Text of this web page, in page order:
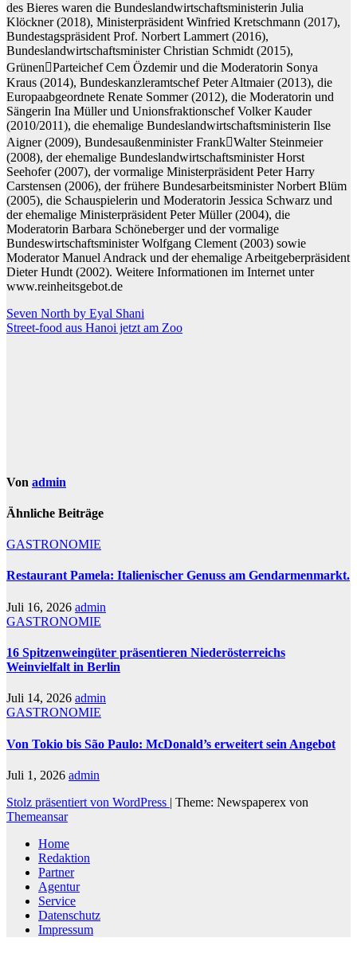
des Bieres waren die Bundeslandwirtschaftsministerin Julia
Klöckner (2018), Ministerpräsident Winfried Kretschmann (2017),
Bundestagspräsident Prof. Norbert Lammert (2016),
Bundeslandwirtschaftsminister Christian Schmidt (2015),
Grünen￾Parteichef Cem Özdemir und die Moderatorin Sonya
Kraus (2014), Bundeskanzleramtschef Peter Altmaier (2013), die
Europaabgeordnete Renate Sommer (2012), die Moderatorin und
Sängerin Ina Müller und Unionsfraktionschef Volker Kauder
(2010/2011), die ehemalige Bundeslandwirtschaftsministerin Ilse
Aigner (2009), Bundesaußenminister Frank￾Walter Steinmeier
(2008), der ehemalige Bundeslandwirtschaftsminister Horst
Seehofer (2007), der vormalige Ministerpräsident Peter Harry
Carstensen (2006), der frühere Bundesarbeitsminister Norbert Blüm
(2005), die Schauspielerin und Moderatorin Jessica Schwarz und
der ehemalige Ministerpräsident Peter Müller (2004), die
Moderatorin Barbara Schöneberger und der vormalige
Bundeswirtschaftsminister Wolfgang Clement (2003) sowie
Moderator Manuel Andrack und der ehemalige Arbeitgeberpräsident
Dieter Hundt (2002). Weitere Informationen im Internet unter
www.reinheitsgebot.de
Beitragsnavigation
Seven North by Eyal Shani
Street-food aus Hanoi jetzt am Zoo
Von admin
Ähnliche Beiträge
GASTRONOMIE
Restaurant Pamela: Italienischer Genuss am Gendarmenmarkt.
Juli 16, 2026 admin
GASTRONOMIE
16 Spitzenweingüter präsentieren Niederösterreichs
Weinvielfalt in Berlin
Juli 14, 2026 admin
GASTRONOMIE
Von Tokio bis São Paulo: McDonald’s erweitert sein Angebot
Juli 1, 2026 admin
Stolz präsentiert von WordPress | Theme: Newspaperex von
Themeansar
Home
Redaktion
Partner
Agentur
Service
Datenschutz
Impressum